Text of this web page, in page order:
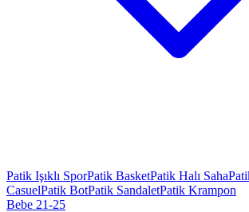
Patik Işıklı SporPatik BasketPatik Halı Saha
CasuelPatik BotPatik SandaletPatik Krampon
Bebe 21-25